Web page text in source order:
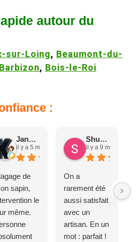
autour du
sur-Loing, Beaumont-du-
Barbizon, Bois-le-Roi
:
Jane D.
il y a 5 mois
de
sapin,
le
même.
Shuang & Jean K.
il y a 9 mois
On a
rarement été
aussi satisfait
avec un
artisan. En un
mot : parfait !